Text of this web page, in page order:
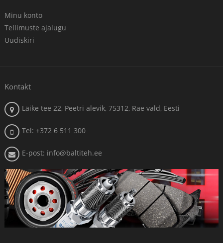
Minu konto
Tellimuste ajalugu
Uudiskiri
Kontakt
Läike tee 22, Peetri alevik, 75312, Rae vald, Eesti
Tel: +372 6 511 300
E-post: info@baltiteh.ee